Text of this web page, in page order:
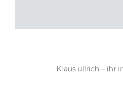
Klaus ullrich – ihr